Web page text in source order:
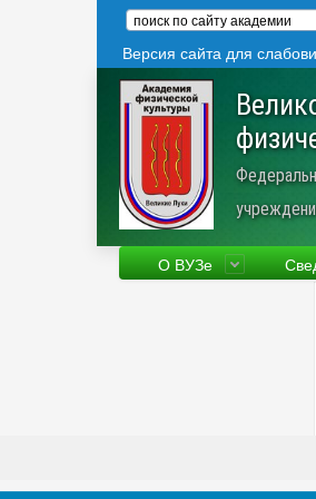
Версия сайта для
О ВУЗе
Сведения об
Научная